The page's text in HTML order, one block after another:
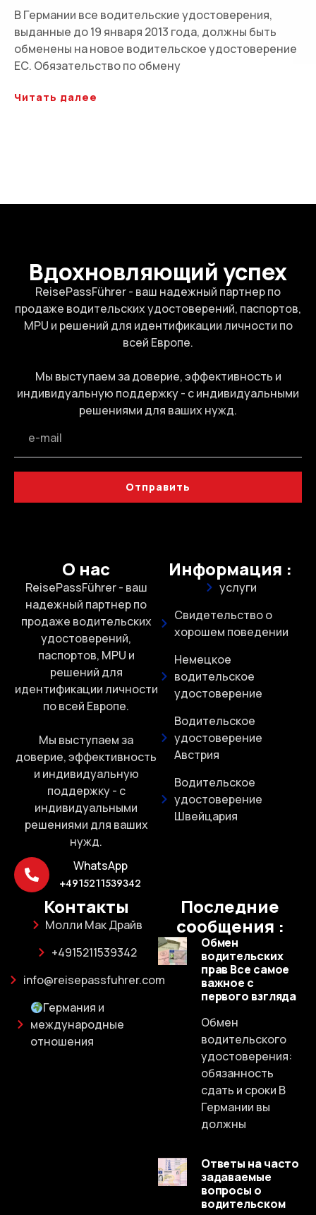
В Германии все водительские удостоверения,
выданные до 19 января 2013 года, должны быть
обменены на новое водительское удостоверение
ЕС. Обязательство по обмену
Читать далее
Вдохновляющий успех
ReisePassFührer - ваш надежный партнер по
продаже водительских удостоверений, паспортов,
MPU и решений для идентификации личности по
всей Европе.
Мы выступаем за доверие, эффективность и
индивидуальную поддержку - с индивидуальными
решениями для ваших нужд.
Отправить
О нас
ReisePassFührer - ваш
надежный партнер по
продаже водительских
удостоверений,
паспортов, MPU и
решений для
идентификации личности
по всей Европе.
Мы выступаем за
доверие, эффективность
и индивидуальную
поддержку - с
индивидуальными
решениями для ваших
нужд.
WhatsApp
+4915211539342
Информация :
услуги
Свидетельство о
хорошем поведении
Немецкое
водительское
удостоверение
Водительское
удостоверение
Австрия
Водительское
удостоверение
Швейцария
Контакты
Молли Мак Драйв
+4915211539342
info@reisepassfuhrer.com
Германия и
международные
отношения
Последние
сообщения :
Обмен
водительских
прав Все самое
важное с
первого взгляда
Обмен
водительского
удостоверения:
обязанность
сдать и сроки В
Германии вы
должны
Ответы на часто
задаваемые
вопросы о
водительском